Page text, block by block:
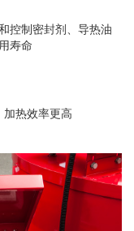
控制密封剂、导热油
寿命
热效率更高